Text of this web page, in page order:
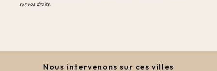
sur vos droits.
Nous intervenons sur ces villes